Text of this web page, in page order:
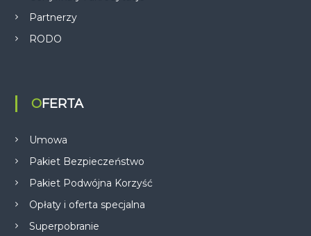
Partnerzy
RODO
OFERTA
Umowa
Pakiet Bezpieczeństwo
Pakiet Podwójna Korzyść
Opłaty i oferta specjalna
Superpobranie